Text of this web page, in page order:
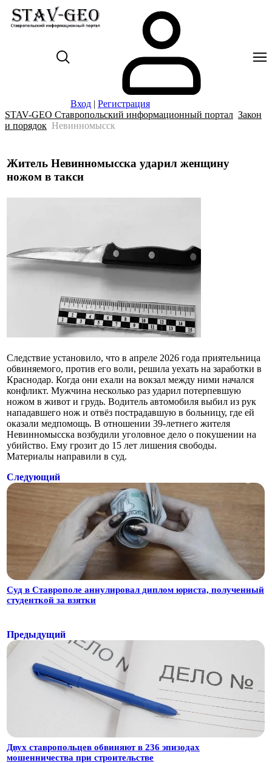
Вход | Регистрация
STAV-GEO Ставропольский информационный портал Закон
и порядок Невинномысск
Житель Невинномысска ударил женщину
ножом в такси
Следствие установило, что в апреле 2026 года приятельница
обвиняемого, против его воли, решила уехать на заработки в
Краснодар. Когда они ехали на вокзал между ними начался
конфликт. Мужчина несколько раз ударил потерпевшую
ножом в живот и грудь. Водитель автомобиля выбил из рук
нападавшего нож и отвёз пострадавшую в больницу, где ей
оказали медпомощь. В отношении 39-летнего жителя
Невинномысска возбудили уголовное дело о покушении на
убийство. Ему грозит до 15 лет лишения свободы.
Материалы направили в суд.
Следующий
Суд в Ставрополе аннулировал диплом юриста, полученный
студенткой за взятки
Предыдущий
Двух ставропольцев обвиняют в 236 эпизодах
мошенничества при строительстве